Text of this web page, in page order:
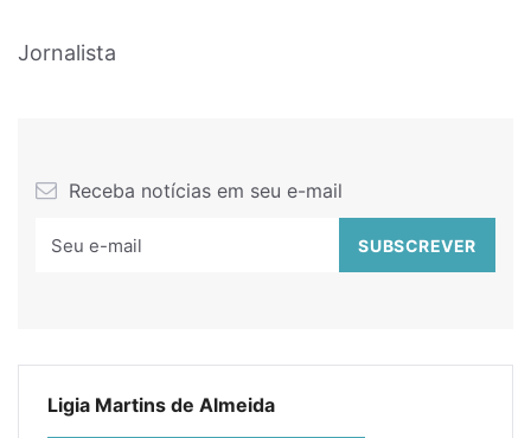
Jornalista
Receba notícias em seu e-mail
Ligia Martins de Almeida